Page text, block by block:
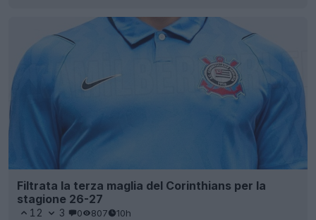
Filtrata la terza maglia del Corinthians per la
stagione 26-27
12 3 0 807 10h